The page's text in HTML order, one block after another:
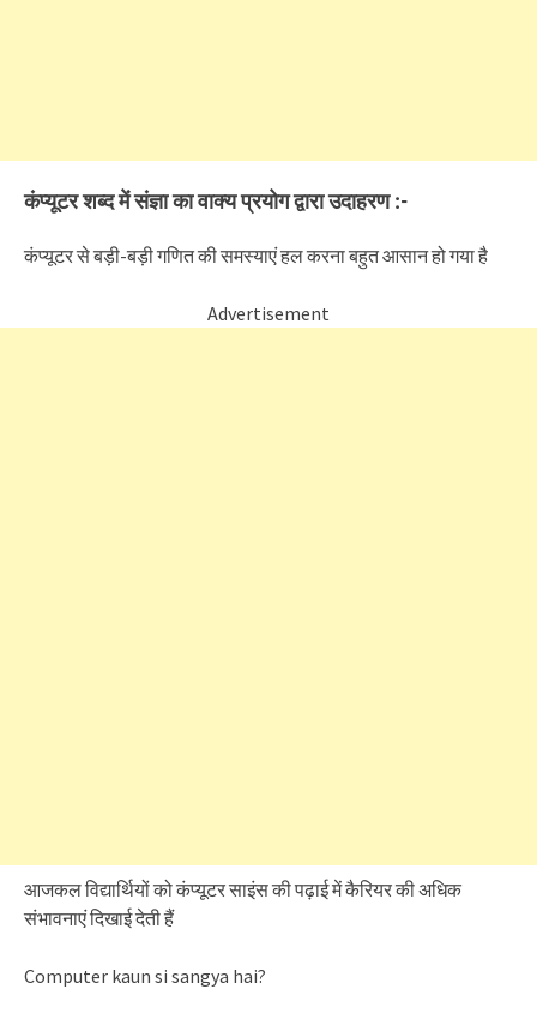
कंप्यूटर शब्द में संज्ञा का वाक्य प्रयोग द्वारा उदाहरण :-
कंप्यूटर से बड़ी-बड़ी गणित की समस्याएं हल करना बहुत आसान हो गया है
Advertisement
आजकल विद्यार्थियों को कंप्यूटर साइंस की पढ़ाई में कैरियर की अधिक
संभावनाएं दिखाई देती हैं
Computer kaun si sangya hai?